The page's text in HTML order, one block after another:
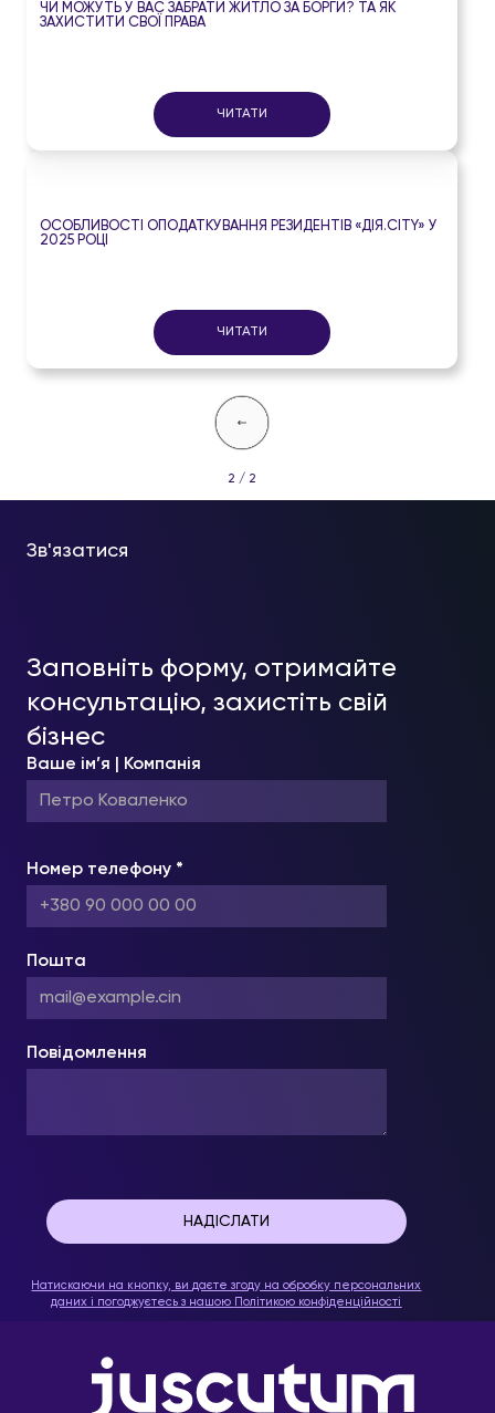
ЧИ МОЖУТЬ У ВАС ЗАБРАТИ ЖИТЛО ЗА БОРГИ? ТА ЯК
ЗАХИСТИТИ СВОЇ ПРАВА
ЧИТАТИ
ОСОБЛИВОСТІ ОПОДАТКУВАННЯ РЕЗИДЕНТІВ «ДІЯ.CITY» У
2025 РОЦІ
ЧИТАТИ
2 / 2
Зв'язатися
Заповніть форму, отримайте
консультацію, захистіть свій
бізнес
Ваше ім’я | Компанія
Номер телефону *
Пошта
Повідомлення
Натискаючи на кнопку, ви даєте згоду на обробку персональних
даних і погоджуєтесь з нашою Політикою конфіденційності